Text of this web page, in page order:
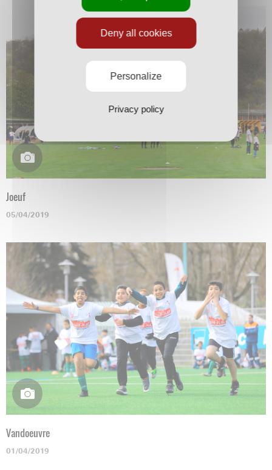
Joeuf
05/04/2019
Vandoeuvre
01/04/2019
Deny all cookies
Personalize
Privacy policy